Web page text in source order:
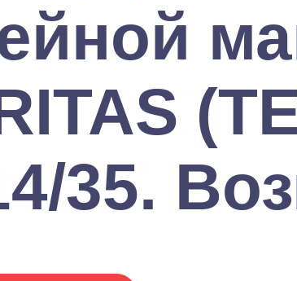
35.